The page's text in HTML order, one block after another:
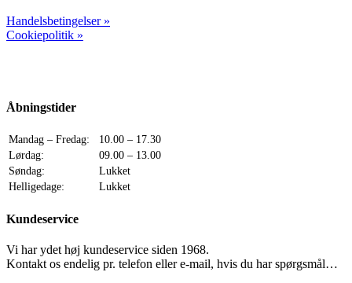
Handelsbetingelser »
Cookiepolitik »
Åbningstider
Mandag – Fredag:
10.00 – 17.30
Lørdag:
09.00 – 13.00
Søndag:
Lukket
Helligedage:
Lukket
Kundeservice
Vi har ydet høj kundeservice siden 1968.
Kontakt os endelig pr. telefon eller e-mail, hvis du har spørgsmål…